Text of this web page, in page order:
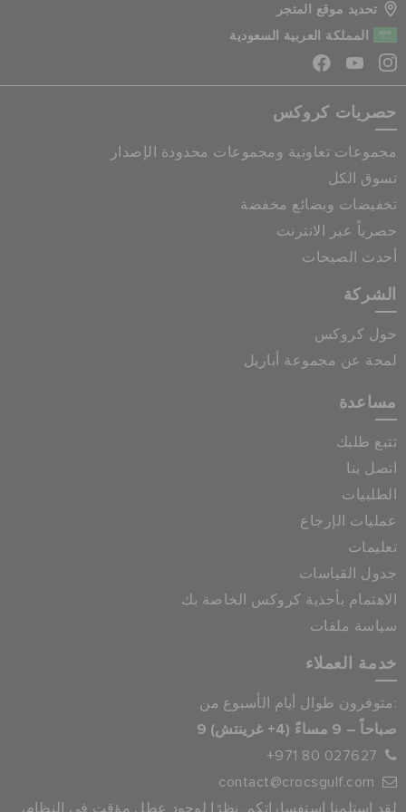
تحديد موقع المتجر
المملكة العربية السعودية
حصريات كروكس
مجموعات تعاونية ومجموعات محدودة الإصدار
تسوق الكل
تخفيضات وبضائع مخفضة
حصرياً عبر الانترنت
أحدث الصيحات
الشركة
حول كروكس
لمحة عن مجموعة أباريل
مساعدة
تتبع طلبك
اتصل بنا
الطلبيات
عمليات الإرجاع
تعليمات
جدول القياسات
الاهتمام بأحذية كروكس الخاصة بك
سياسة ملفات
خدمة العملاء
متوفرون طوال أيام الأسبوع من:
9 صباحاً – 9 مساءً (4+ غرينتش)
+971 80 027627
contact@crocsgulf.com
لقد استلمنا استفساراتكم. نظرًا لوجود عطل مؤقت في النظام،